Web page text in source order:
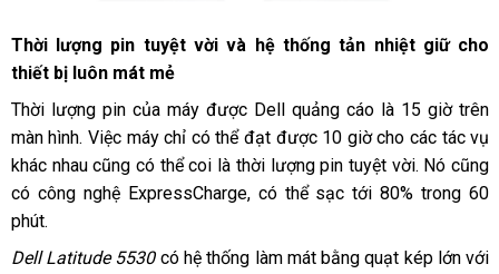
Thời lượng pin tuyệt vời và hệ thống tản nhiệt giữ cho
thiết bị luôn mát mẻ
Thời lượng pin của máy được Dell quảng cáo là 15 giờ trên
màn hình. Việc máy chỉ có thể đạt được 10 giờ cho các tác vụ
khác nhau cũng có thể coi là thời lượng pin tuyệt vời. Nó cũng
có công nghệ ExpressCharge, có thể sạc tới 80% trong 60
phút.
Dell Latitude 5530có hệ thống làm mát bằng quạt kép lớn với